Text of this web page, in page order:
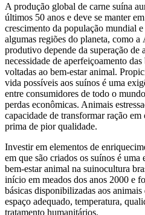
A produção global de carne suína
últimos 50 anos e deve se manter
crescimento da população mundial
algumas regiões do planeta, como
produtivo depende da superação de
necessidade de aperfeiçoamento
voltadas ao bem-estar animal.
vida possíveis aos suínos é uma
entre consumidores de todo o
perdas econômicas. Animais
capacidade de transformar ração
prima de pior qualidade.
Investir em elementos de
em que são criados os suínos é uma
bem-estar animal na suinocultura
início em meados dos anos 2000 e
básicas disponibilizadas aos
espaço adequado, temperatura,
tratamento humanitários.